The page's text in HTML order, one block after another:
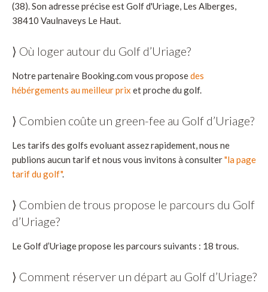
(38). Son adresse précise est Golf d'Uriage, Les Alberges,
38410 Vaulnaveys Le Haut.
⟩ Où loger autour du Golf d’Uriage?
Notre partenaire Booking.com vous proposedes
hébérgements au meilleur prix et proche du golf.
⟩ Combien coûte un green-fee au Golf d’Uriage?
Les tarifs des golfs evoluant assez rapidement, nous ne
publions aucun tarif et nous vous invitons à consulter"la page
tarif du golf".
⟩ Combien de trous propose le parcours du Golf
d’Uriage?
Le Golf d’Uriage propose les parcours suivants : 18 trous.
⟩ Comment réserver un départ au Golf d’Uriage?